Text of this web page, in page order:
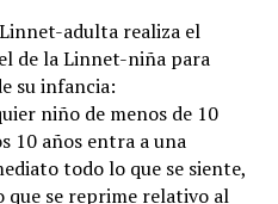
adulta realiza el
de la Linnet-niña para
su infancia:
niño de menos de 10
10 años entra a una
todo lo que se siente,
que se reprime relativo al